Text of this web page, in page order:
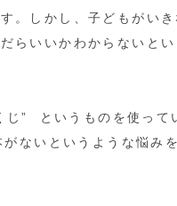
。しかし、子どもがいき
らいいかわからないとい
じ” というものを使って
ないというような悩み